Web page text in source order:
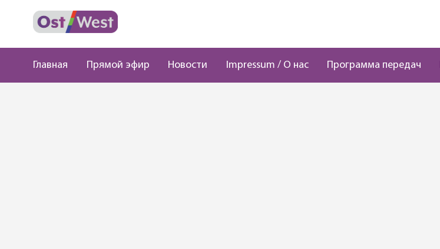
Главная Прямой эфир Новости Impressum / О нас Программа передач